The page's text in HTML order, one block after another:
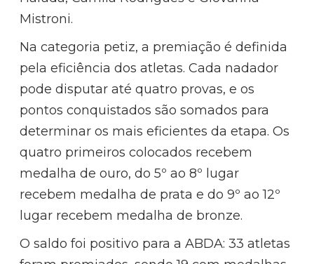
Mistroni.
Na categoria petiz, a premiação é definida
pela eficiência dos atletas. Cada nadador
pode disputar até quatro provas, e os
pontos conquistados são somados para
determinar os mais eficientes da etapa. Os
quatro primeiros colocados recebem
medalha de ouro, do 5º ao 8º lugar
recebem medalha de prata e do 9º ao 12º
lugar recebem medalha de bronze.
O saldo foi positivo para a ABDA: 33 atletas